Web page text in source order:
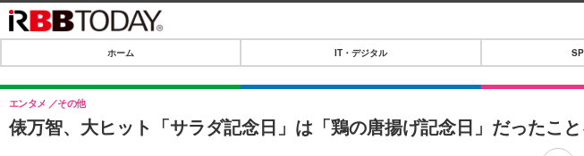
IT・デジタル
IT・デジタルTOP
SPEED TEST
ホーム IT・デジタル
俵万智、大ヒット「サラダ記念日」は「鶏の唐揚げ記念日」だったこ
エンタメ その他